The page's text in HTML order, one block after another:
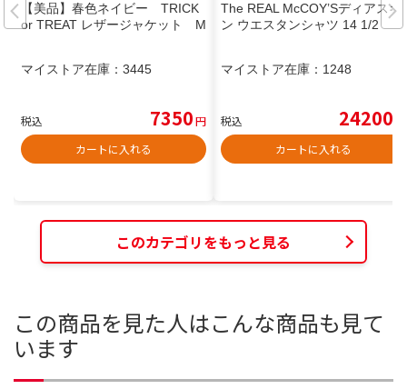
【美品】春色ネイビー TRICK
or TREAT レザージャケット M
マイストア在庫： 3445
税込 7350円
カートに入れる
The REAL McCOY’Sディアスキ
ン ウエスタンシャツ 14 1/2
マイストア在庫： 1248
税込 24200
カートに入れる
このカテゴリをもっと見る
この商品を見た人はこんな商品も見て
います